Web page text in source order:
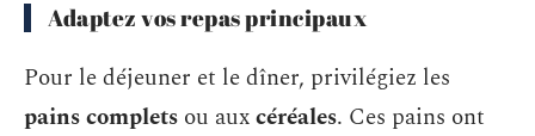
Adaptez vos repas principaux
Pour le déjeuner et le dîner, privilégiez les
pains complets ou auxcéréales. Ces pains ont